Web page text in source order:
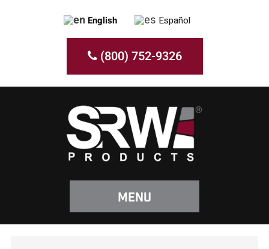
English Español
(800) 752-9326
Menu